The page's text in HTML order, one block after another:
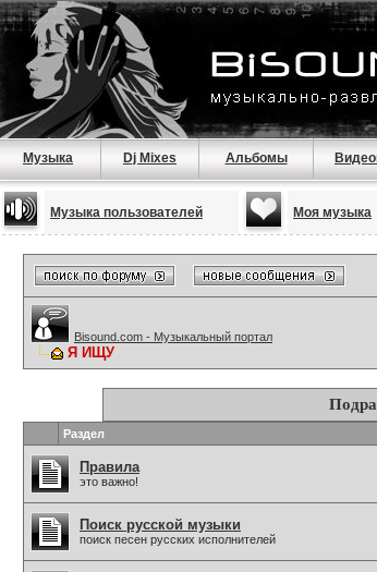
Музыка Dj Mixes Альбомы
Музыка пользователей Моя музыка
Bisound.com - Музыкальный портал
Я ИЩУ
Раздел
Правила
это важно!
Поиск русской музыки
поиск песен русских исполнителей